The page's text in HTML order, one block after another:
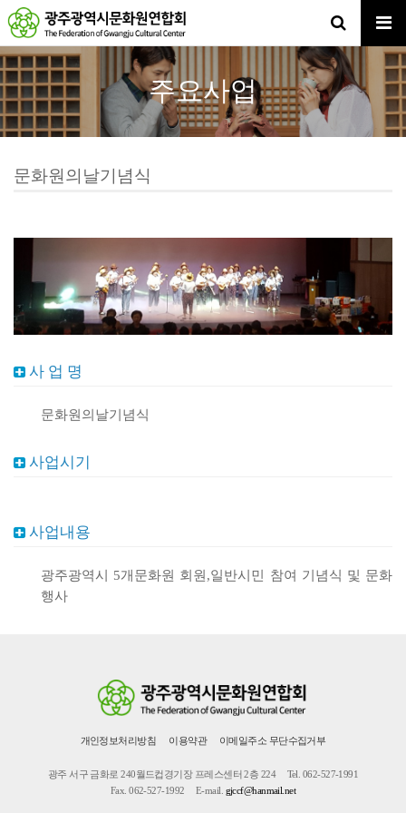
주요사업
문화원의날기념식
사 업 명
문화원의날기념식
사업시기
사업내용
광주광역시 5개문화원 회원,일반시민 참여 기념식 및 문화
행사
개인정보처리방침 이용약관 이메일주소 무단수집거부
광주 서구 금화로 240월드컵경기장 프레스센터 2층 224
Tel. 062-527-1991
Fax. 062-527-1992
E-mail. gjccf@hanmail.net